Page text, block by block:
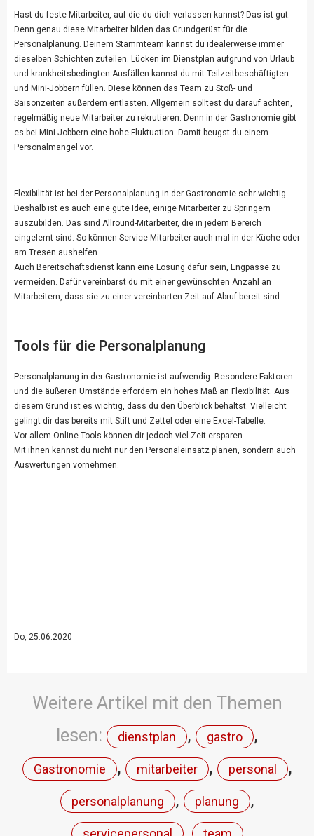
Hast du feste Mitarbeiter, auf die du dich verlassen kannst? Das ist gut.
Denn genau diese Mitarbeiter bilden das Grundgerüst für die
Personalplanung. Deinem Stammteam kannst du idealerweise immer
dieselben Schichten zuteilen. Lücken im Dienstplan aufgrund von Urlaub
und krankheitsbedingten Ausfällen kannst du mit Teilzeitbeschäftigten
und Mini-Jobbern füllen. Diese können das Team zu Stoß- und
Saisonzeiten außerdem entlasten. Allgemein solltest du darauf achten,
regelmäßig neue Mitarbeiter zu rekrutieren. Denn in der Gastronomie gibt
es bei Mini-Jobbern eine hohe Fluktuation. Damit beugst du einem
Personalmangel vor.
Flexibilität ist bei der Personalplanung in der Gastronomie sehr wichtig.
Deshalb ist es auch eine gute Idee, einige Mitarbeiter zu Springern
auszubilden. Das sind Allround-Mitarbeiter, die in jedem Bereich
eingelernt sind. So können Service-Mitarbeiter auch mal in der Küche oder
am Tresen aushelfen.
Auch Bereitschaftsdienst kann eine Lösung dafür sein, Engpässe zu
vermeiden. Dafür vereinbarst du mit einer gewünschten Anzahl an
Mitarbeitern, dass sie zu einer vereinbarten Zeit auf Abruf bereit sind.
Tools für die Personalplanung
Personalplanung in der Gastronomie ist aufwendig. Besondere Faktoren
und die äußeren Umstände erfordern ein hohes Maß an Flexibilität. Aus
diesem Grund ist es wichtig, dass du den Überblick behältst. Vielleicht
gelingt dir das bereits mit Stift und Zettel oder eine Excel-Tabelle.
Vor allem Online-Tools können dir jedoch viel Zeit ersparen.
Mit ihnen kannst du nicht nur den Personaleinsatz planen, sondern auch
Auswertungen vornehmen.
Do, 25.06.2020
Weitere Artikel mit den Themen
lesen:
dienstplan , gastro ,
Gastronomie , mitarbeiter , personal ,
personalplanung , planung ,
,